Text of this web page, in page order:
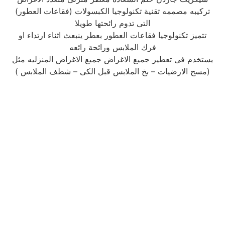
تركيبه مصممه تقنية تكنولوجيا الكبسولات (فقاعات العطور)
التى تدوم رائحتها طويلا
تتميز تكنولوجيا فقاعات العطور بعطر ينبعث اثناء ارتداء او
فرك الملابس ورائحة رائعه
يستخدم فى تعطير جميع الاغراض جميع الاغراض المنزليه مثل
(مسح الارضيات – بخ الملابس قبل الكى – شطف الملابس )